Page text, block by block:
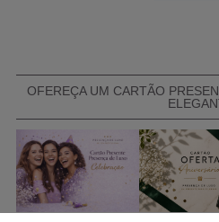
OFEREÇA UM CARTÃO